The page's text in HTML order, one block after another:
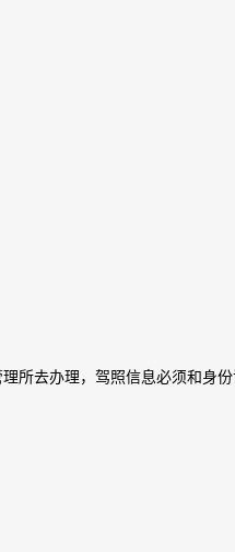
所去办理，驾照信息必须和身份